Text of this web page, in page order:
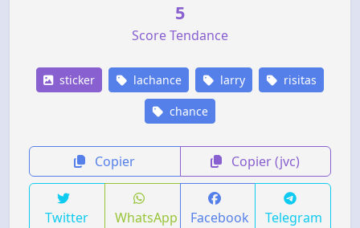
5
Score Tendance
sticker lachance larry risitas
chance
Copier Copier (jvc)
Twitter WhatsApp Facebook Telegram